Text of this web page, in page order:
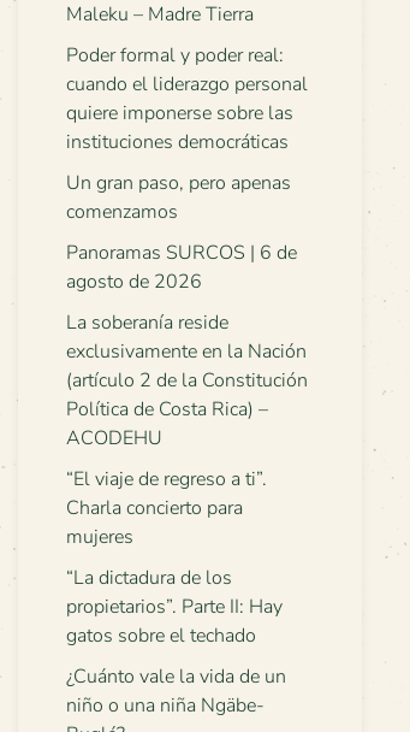
Maleku – Madre Tierra
Poder formal y poder real:
cuando el liderazgo personal
quiere imponerse sobre las
instituciones democráticas
Un gran paso, pero apenas
comenzamos
Panoramas SURCOS | 6 de
agosto de 2026
La soberanía reside
exclusivamente en la Nación
(artículo 2 de la Constitución
Política de Costa Rica) –
ACODEHU
“El viaje de regreso a ti”.
Charla concierto para
mujeres
“La dictadura de los
propietarios”. Parte II: Hay
gatos sobre el techado
¿Cuánto vale la vida de un
niño o una niña Ngäbe-